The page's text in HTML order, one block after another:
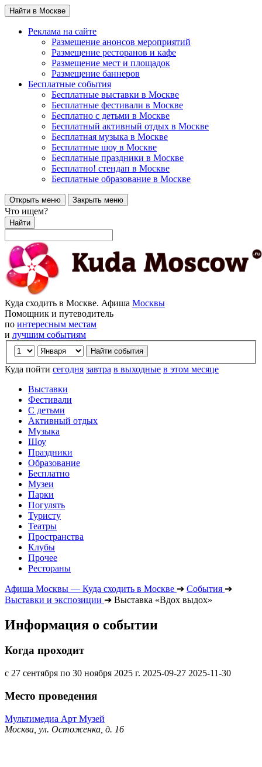
Найти в Москве
Реклама на сайте
Размещение анонсов мероприятий
Размещение ресторанов и кафе
Размещение мест и площадок
Размещение баннеров
Бесплатные события
Бесплатные выставки в Москве
Бесплатные фестивали в Москве
Бесплатно с детьми в Москве
Бесплатный активный отдых в Москве
Бесплатная музыка в Москве
Бесплатные шоу в Москве
Бесплатные праздники в Москве
Бесплатно! стендап в Москве
Бесплатные образование в Москве
Открыть меню Закрыть меню
Что ищем?
Найти
Куда сходить в Москве. Афиша Москвы
Помощник и путеводитель
по интересным местам
и лучшим событиям
Куда пойти сегодня завтра в выходные в этом месяце
Выставки
Фестивали
С детьми
Активный отдых
Музыка
Шоу
Праздники
Образование
Бесплатно
Музеи
Парки
Погулять
Туристу
Театры
Пространства
Клубы
Прочее
Рестораны
Афиша Москвы — Куда сходить в Москве ➔ События ➔
Выставки и экспозиции ➔ Выставка «Вдох выдох»
Информация о событии
Когда проходит
с 27 сентября по 30 ноября 2025 г. 2025-09-27 2025-11-30
Место проведения
Мультимедиа Арт Музей
Москва, ул. Остоженка, д. 16